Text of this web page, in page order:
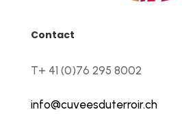
Contact
T+ 41 (0)76 295 8002
info@cuveesduterroir.ch